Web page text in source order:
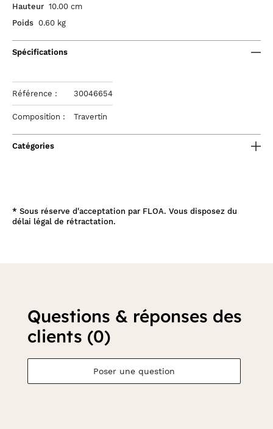
Hauteur 10.00 cm
Poids 0.60 kg
Spécifications
Référence : 30046654
Composition : Travertin
Catégories
* Sous réserve d'acceptation par FLOA. Vous disposez du
délai légal de rétractation.
Questions & réponses des
clients (0)
Poser une question